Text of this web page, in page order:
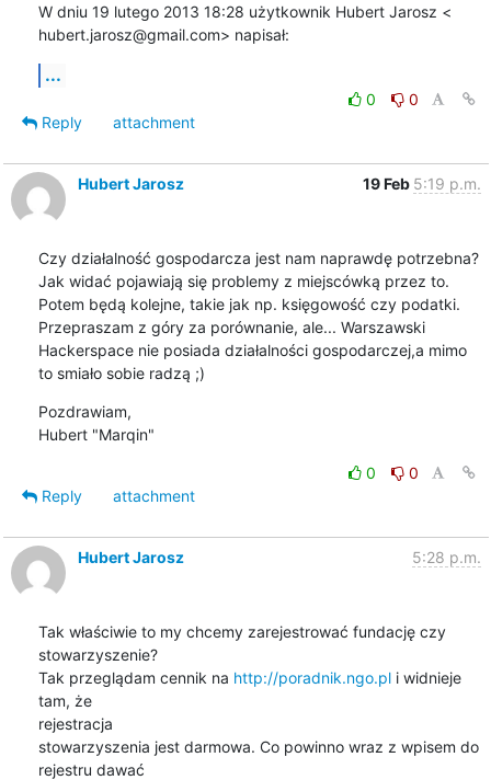
W dniu 19 lutego 2013 18:28 użytkownik Hubert Jarosz <
hubert.jarosz@gmail.com> napisał:
...
0
0
Reply
attachment
Hubert Jarosz 19 Feb 5:19 p.m.
Czy działalność gospodarcza jest nam naprawdę potrzebna?
Jak widać pojawiają się problemy z miejscówką przez to.
Potem będą kolejne, takie jak np. księgowość czy podatki.
Przepraszam z góry za porównanie, ale... Warszawski
Hackerspace nie posiada działalności gospodarczej,a mimo
to smiało sobie radzą ;)
Pozdrawiam,
Hubert "Marqin"
0
0
Reply
attachment
Hubert Jarosz 5:28 p.m.
Tak właściwie to my chcemy zarejestrować fundację czy
stowarzyszenie?
Tak przeglądam cennik na http://poradnik.ngo.pl i widnieje
tam, że
rejestracja
stowarzyszenia jest darmowa. Co powinno wraz z wpisem do
rejestru dawać